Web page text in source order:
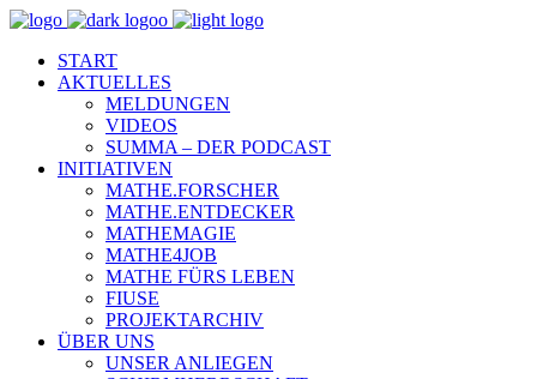
START
AKTUELLES
MELDUNGEN
VIDEOS
SUMMA – DER PODCAST
INITIATIVEN
MATHE.FORSCHER
MATHE.ENTDECKER
MATHEMAGIE
MATHE4JOB
MATHE FÜRS LEBEN
FIUSE
PROJEKTARCHIV
ÜBER UNS
UNSER ANLIEGEN